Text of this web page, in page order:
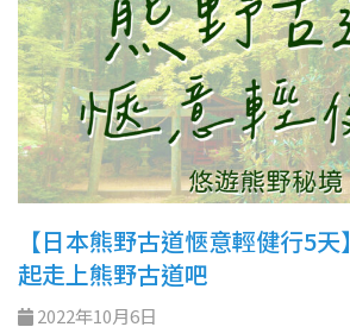
【日本熊野古道愜意輕健行5
起走上熊野古道吧
2022年10月6日